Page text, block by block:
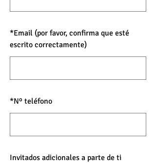
*Email (por favor, confirma que esté
escrito correctamente)
*Nº teléfono
Invitados adicionales a parte de ti